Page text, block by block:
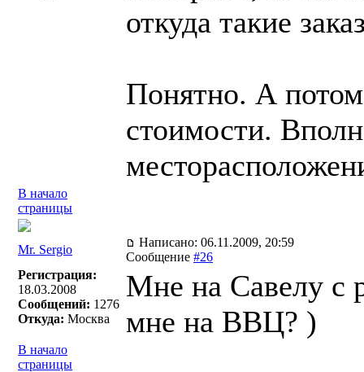
откуда такие
Понятно. А
стоимости.
В начало
страницы
Mr. Sergio
Написано: 06.11.2009, 20:59
Сообщение #26
Регистрация:
18.03.2008
Сообщений: 1276
Откуда: Москва
Мне на Савелу с
мне на ВВЦ? )
В начало
страницы